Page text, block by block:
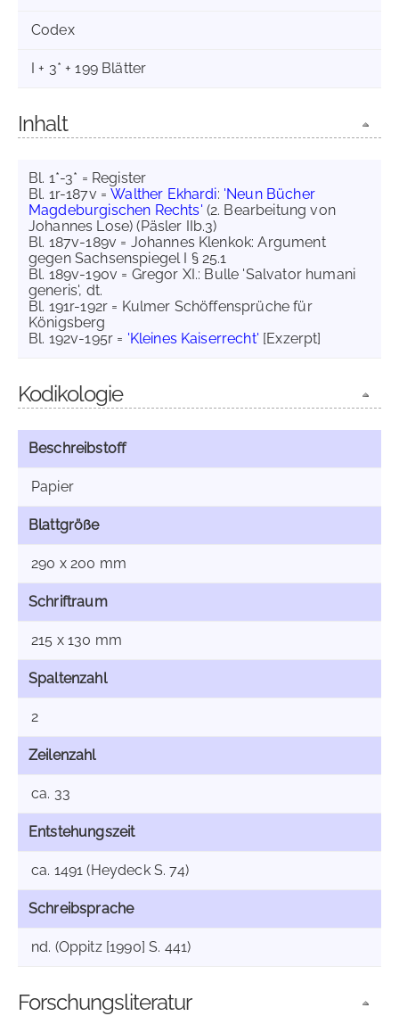
Codex
I + 3* + 199 Blätter
Inhalt
Bl. 1*-3* = Register
Bl. 1r-187v =Walther Ekhardi: 'Neun Bücher
Magdeburgischen Rechts' (2. Bearbeitung von
Johannes Lose) (Päsler IIb.3)
Bl. 187v-189v = Johannes Klenkok: Argument
gegen Sachsenspiegel I § 25.1
Bl. 189v-190v = Gregor XI.: Bulle 'Salvator humani
generis', dt.
Bl. 191r-192r = Kulmer Schöffensprüche für
Königsberg
Bl. 192v-195r = 'Kleines Kaiserrecht' [Exzerpt]
Kodikologie
Beschreibstoff
Papier
Blattgröße
290 x 200 mm
Schriftraum
215 x 130 mm
Spaltenzahl
2
Zeilenzahl
ca. 33
Entstehungszeit
ca. 1491 (Heydeck S. 74)
Schreibsprache
nd. (Oppitz [1990] S. 441)
Forschungsliteratur